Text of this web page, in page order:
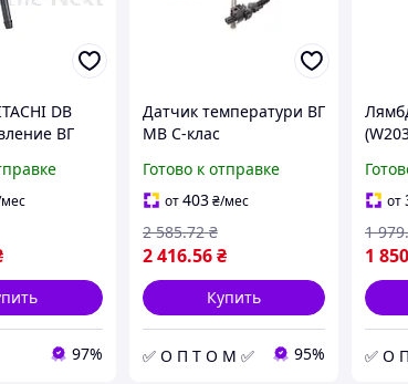
DB
ВГ
06-,Vito
97%
Датчик температури ВГ
MB C-клас
(W211)/S-клас (W220)
3.0D/4.0D/Smart Fortwo
0.8 707322
Готово к отправке
от403 ₴/мес
2 416.56 ₴
2 585.72 ₴
Купить
✅ О П Т О М ✅ 95%
3.0D/
от
1 850
1 979
✅ О